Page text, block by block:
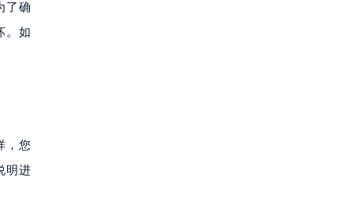
了确
。如
，您
明进